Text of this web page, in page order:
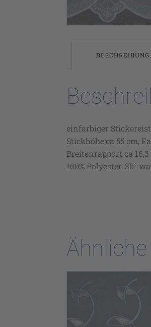
BESCHREIBUNG
einfarbiger
Stickhöhe:ca 55 cm,
Breitenrapport ca
100% Polyester, 30°